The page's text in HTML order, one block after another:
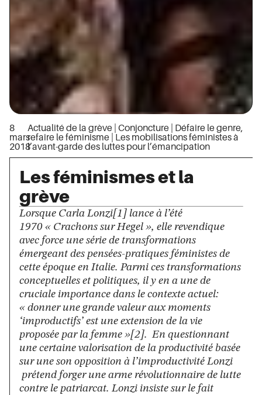
8
mars
2018
Actualité de la grève| Conjoncture| Défaire le genre,
refaire le féminisme| Les mobilisations féministes à
l’avant-garde des luttes pour l’émancipation
Les féminismes et la
grève
Lorsque Carla Lonzi[1] lance à l’été
1970 « Crachons sur Hegel », elle revendique
avec force une série de transformations
émergeant des pensées-pratiques féministes de
cette époque en Italie. Parmi ces transformations
conceptuelles et politiques, il y en a une de
cruciale importance dans le contexte actuel:
« donner une grande valeur aux moments
‘improductifs’ est une extension de la vie
proposée par la femme »[2]. En questionnant
une certaine valorisation de la productivité basée
sur une son opposition à l’improductivité Lonzi
prétend forger une arme révolutionnaire de lutte
contre le patriarcat. Lonzi insiste sur le fait